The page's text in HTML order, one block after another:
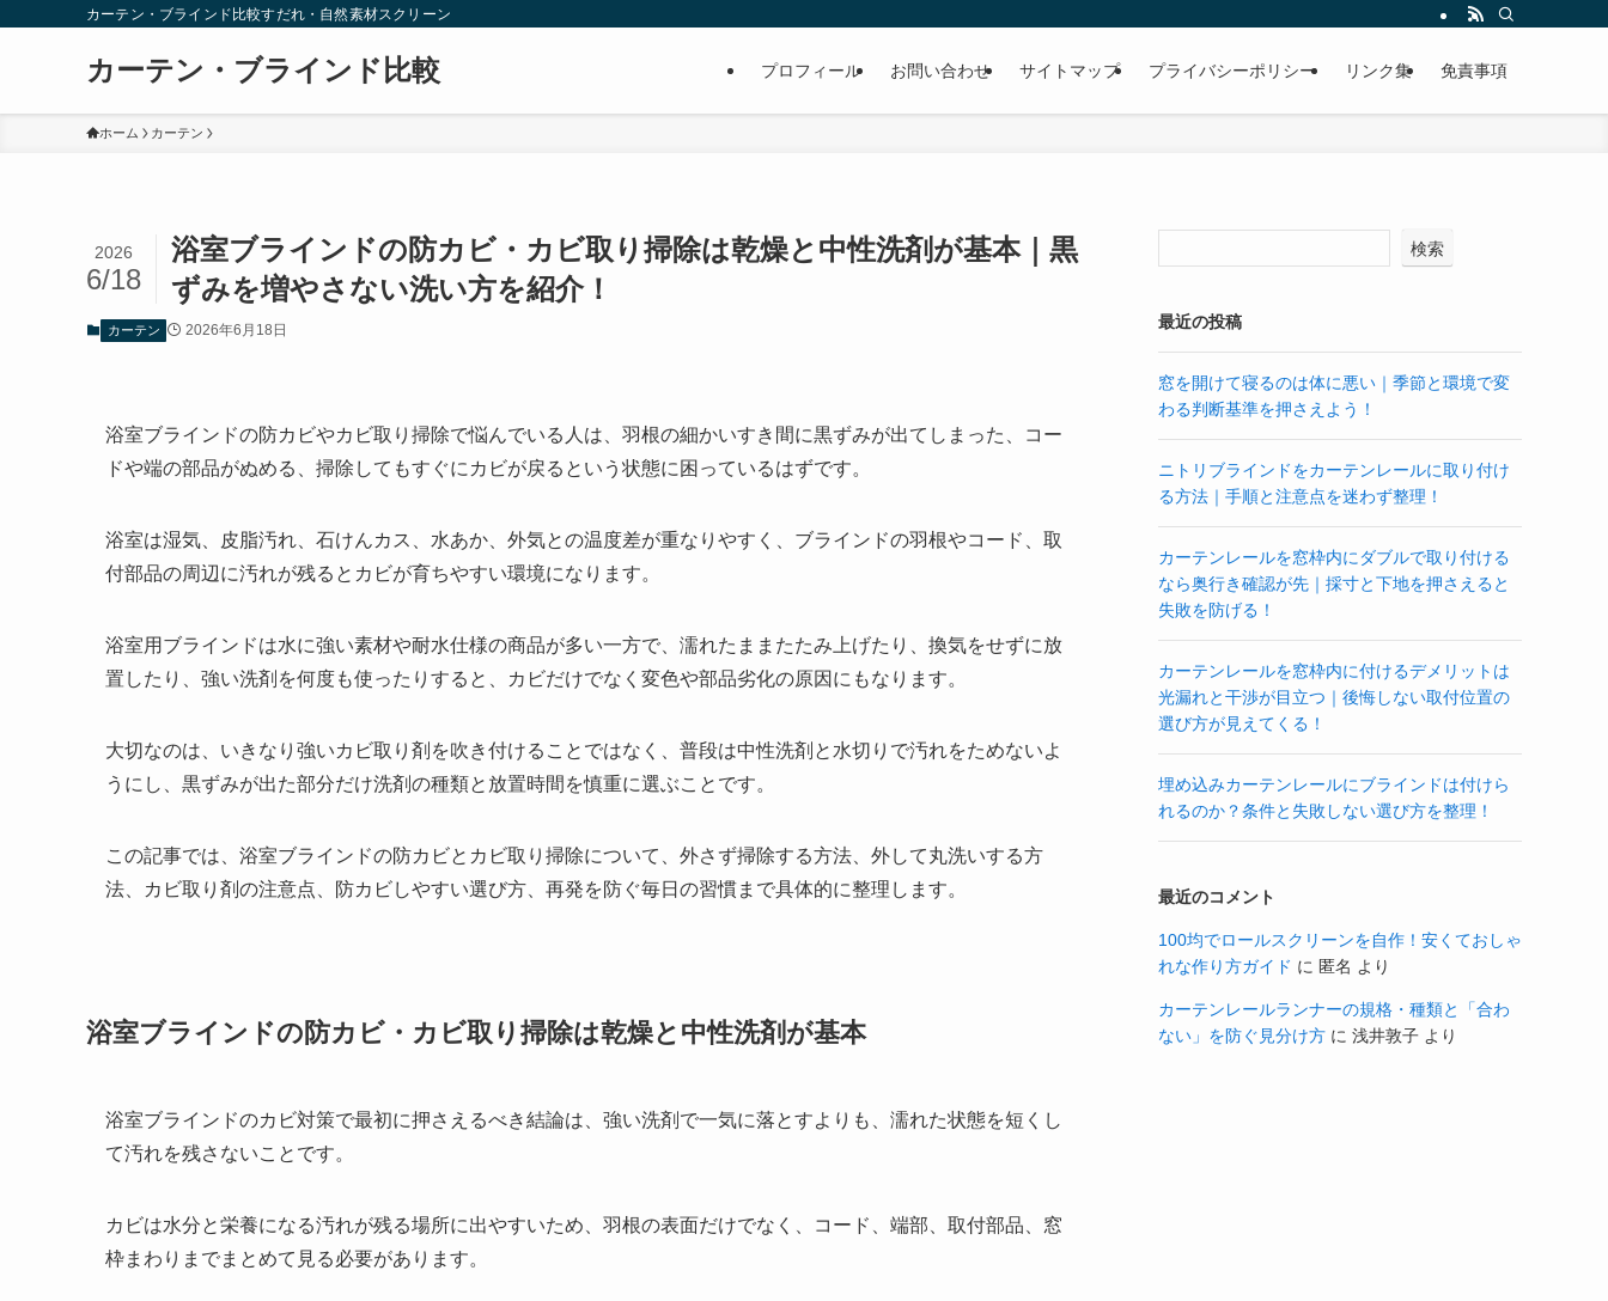
カーテン・ブラインド比較すだれ・自然素材スクリーン
カーテン・ブラインド比較 プロフィール お問い合わせ サイトマップ プライバシーポリシー リンク集 免責事項
ホーム カーテン
浴室ブラインドの防カビ・カビ取り掃除は乾燥と中性洗剤が基本｜黒
ずみを増やさない洗い方を紹介！
2026
6/18
カーテン 2026年6月18日
浴室ブラインドの防カビやカビ取り掃除で悩んでいる人は、羽根の細かいすき間に黒ずみが出てしまった、コー
ドや端の部品がぬめる、掃除してもすぐにカビが戻るという状態に困っているはずです。
浴室は湿気、皮脂汚れ、石けんカス、水あか、外気との温度差が重なりやすく、ブラインドの羽根やコード、取
付部品の周辺に汚れが残るとカビが育ちやすい環境になります。
浴室用ブラインドは水に強い素材や耐水仕様の商品が多い一方で、濡れたままたたみ上げたり、換気をせずに放
置したり、強い洗剤を何度も使ったりすると、カビだけでなく変色や部品劣化の原因にもなります。
大切なのは、いきなり強いカビ取り剤を吹き付けることではなく、普段は中性洗剤と水切りで汚れをためないよ
うにし、黒ずみが出た部分だけ洗剤の種類と放置時間を慎重に選ぶことです。
この記事では、浴室ブラインドの防カビとカビ取り掃除について、外さず掃除する方法、外して丸洗いする方
法、カビ取り剤の注意点、防カビしやすい選び方、再発を防ぐ毎日の習慣まで具体的に整理します。
浴室ブラインドの防カビ・カビ取り掃除は乾燥と中性洗剤が基本
浴室ブラインドのカビ対策で最初に押さえるべき結論は、強い洗剤で一気に落とすよりも、濡れた状態を短くし
て汚れを残さないことです。
カビは水分と栄養になる汚れが残る場所に出やすいため、羽根の表面だけでなく、コード、端部、取付部品、窓
枠まわりまでまとめて見る必要があります。
検索
最近の投稿
窓を開けて寝るのは体に悪い｜季節と環境で変
わる判断基準を押さえよう！
ニトリブラインドをカーテンレールに取り付け
る方法｜手順と注意点を迷わず整理！
カーテンレールを窓枠内にダブルで取り付ける
なら奥行き確認が先｜採寸と下地を押さえると
失敗を防げる！
カーテンレールを窓枠内に付けるデメリットは
光漏れと干渉が目立つ｜後悔しない取付位置の
選び方が見えてくる！
埋め込みカーテンレールにブラインドは付けら
れるのか？条件と失敗しない選び方を整理！
最近のコメント
100均でロールスクリーンを自作！安くておしゃ
れな作り方ガイド に 匿名 より
カーテンレールランナーの規格・種類と「合わ
ない」を防ぐ見分け方 に 浅井敦子 より